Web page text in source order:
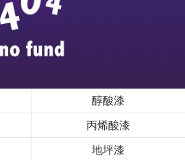
醇酸漆
丙烯酸漆
地坪漆